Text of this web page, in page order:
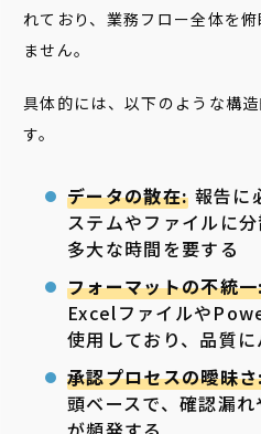
れており、業務フロー全体を
ません。
具体的には、以下のような構
す。
データの散在: 報告に
ステムやファイルに
多大な時間を要する
フォーマットの不統
Excelファイルや
使用しており、品質
承認プロセスの曖昧
頭ベースで、確認漏